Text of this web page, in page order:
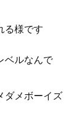
る様です
ベルなんで
ダメボーイズ